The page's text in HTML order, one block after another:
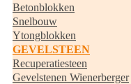
Betonblokken
Snelbouw
Ytongblokken
GEVELSTEEN
Recuperatiesteen
Gevelstenen Wienerberger